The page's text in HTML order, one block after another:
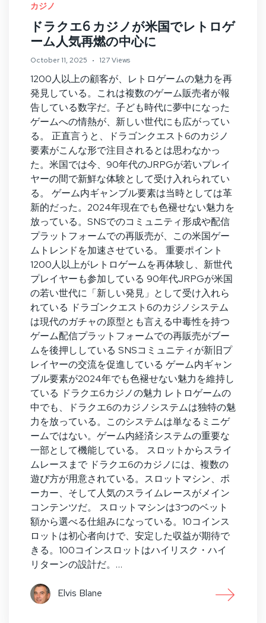
カジノ
ドラクエ6 カジノが米国でレトロゲ
ーム人気再燃の中心に
October 11, 2025 127 Views
1200人以上の顧客が、レトロゲームの魅力を再
発見している。これは複数のゲーム販売者が報
告している数字だ。子ども時代に夢中になった
ゲームへの情熱が、新しい世代にも広がってい
る。 正直言うと、ドラゴンクエスト6のカジノ
要素がこんな形で注目されるとは思わなかっ
た。米国では今、90年代のJRPGが若いプレイ
ヤーの間で新鮮な体験として受け入れられてい
る。 ゲーム内ギャンブル要素は当時としては革
新的だった。2024年現在でも色褪せない魅力を
放っている。SNSでのコミュニティ形成や配信
プラットフォームでの再販売が、この米国ゲー
ムトレンドを加速させている。 重要ポイント
1200人以上がレトロゲームを再体験し、新世代
プレイヤーも参加している 90年代JRPGが米国
の若い世代に「新しい発見」として受け入れら
れている ドラゴンクエスト6のカジノシステム
は現代のガチャの原型とも言える中毒性を持つ
ゲーム配信プラットフォームでの再販売がブー
ムを後押ししている SNSコミュニティが新旧プ
レイヤーの交流を促進している ゲーム内ギャン
ブル要素が2024年でも色褪せない魅力を維持し
ている ドラクエ6カジノの魅力 レトロゲームの
中でも、ドラクエ6のカジノシステムは独特の魅
力を放っている。このシステムは単なるミニゲ
ームではない。ゲーム内経済システムの重要な
一部として機能している。 スロットからスライ
ムレースまで ドラクエ6のカジノには、複数の
遊び方が用意されている。スロットマシン、ポ
ーカー、そして人気のスライムレースがメイン
コンテンツだ。 スロットマシンは3つのベット
額から選べる仕組みになっている。10コインス
ロットは初心者向けで、安定した収益が期待で
きる。100コインスロットはハイリスク・ハイ
リターンの設計だ。…
Elvis Blane